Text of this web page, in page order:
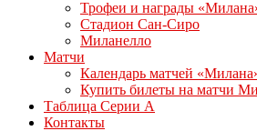
Трофеи и награды
Стадион Сан-Сиро
Миланелло
Матчи
Календарь матчей
Купить билеты на матчи
Таблица Серии А
Контакты